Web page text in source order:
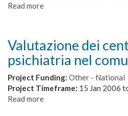
Read more
la
Competizione
la
collaborazione:
Valutazione dei
psichiatria nel
Project Funding: Other - National
Project Timeframe: 15 Jan 2006
Read more